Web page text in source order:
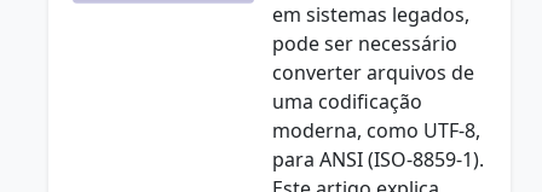
em sistemas legados,
pode ser necessário
converter arquivos de
uma codificação
moderna, como UTF-8,
para ANSI (ISO-8859-1).